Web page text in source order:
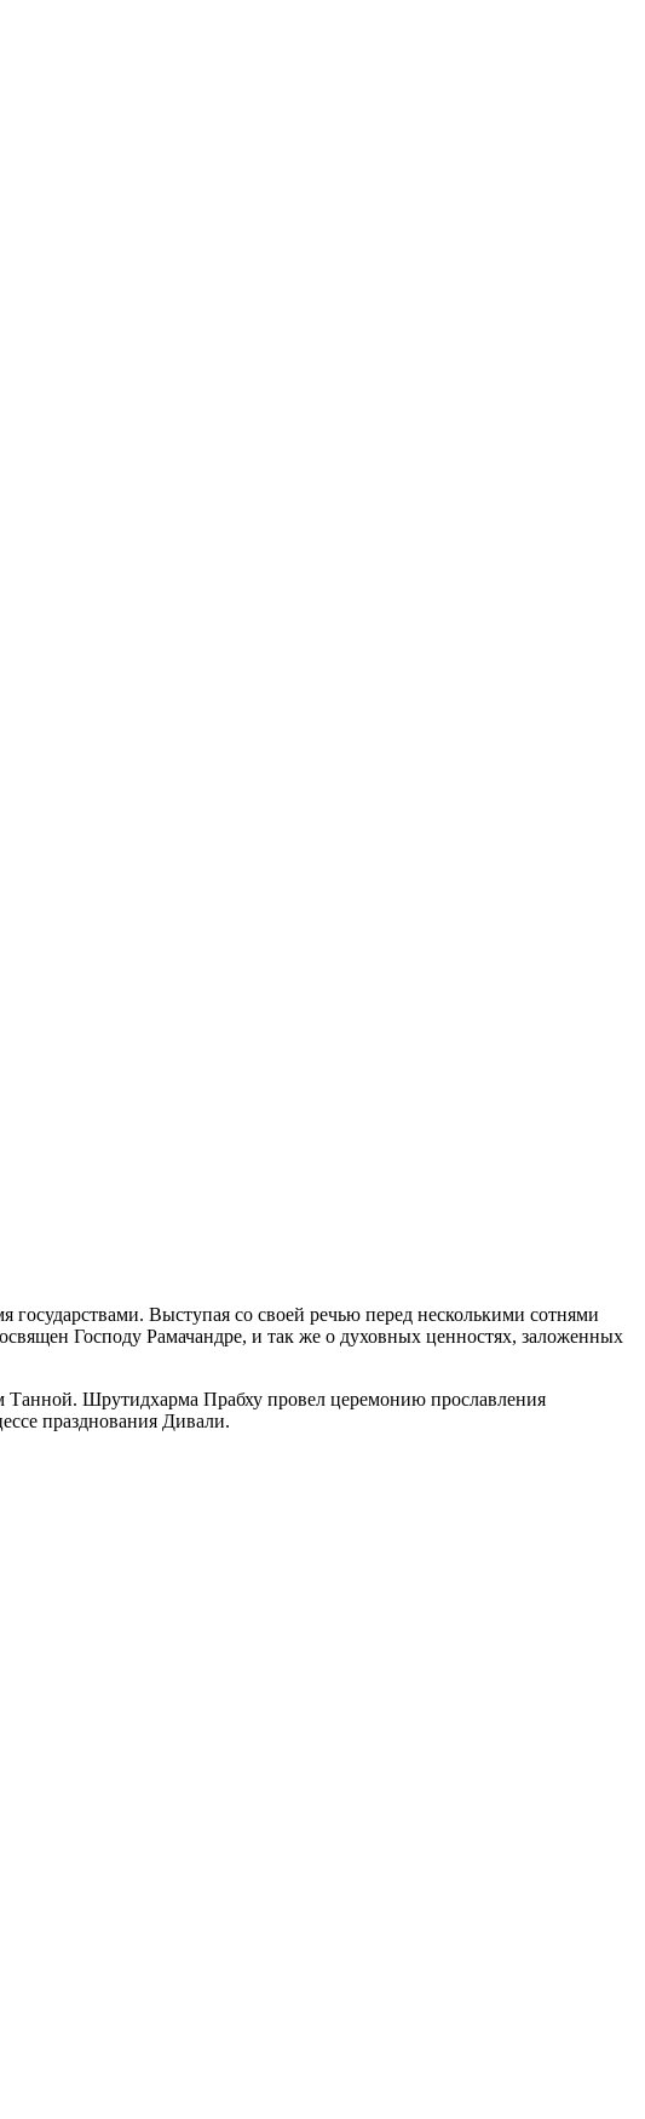
Выступая со своей речью перед несколькими сотнями
Господу Рамачандре, и так же о духовных ценностях, заложенных
Шрутидхарма Прабху провел церемонию прославления
празднования Дивали.